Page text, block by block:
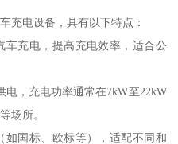
充电设备，具有以下特点：
车充电，提高充电效率，适合公
，充电功率通常在7kW至22kW
场所。
如国标、欧标等），适配不同和